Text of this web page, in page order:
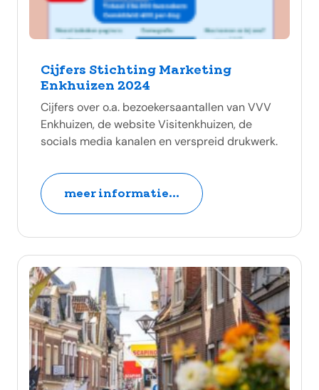
Cijfers Stichting Marketing
Enkhuizen 2024
Cijfers over o.a. bezoekersaantallen van VVV
Enkhuizen, de website Visitenkhuizen, de
socials media kanalen en verspreid drukwerk.
meer informatie...